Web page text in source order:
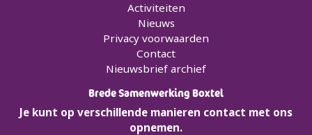
Activiteiten
Nieuws
Privacy voorwaarden
Contact
Nieuwsbrief archief
Brede Samenwerking Boxtel
Je kunt op verschillende manieren contact met ons
opnemen.